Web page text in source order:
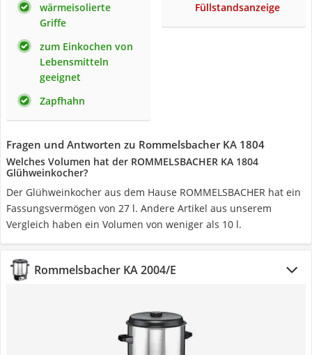
wärmeisolierte
Griffe
zum Einkochen von
Lebensmitteln
geeignet
Zapfhahn
Füllstandsanzeige
Fragen und Antworten zu Rommelsbacher KA 1804
Welches Volumen hat der ROMMELSBACHER KA 1804
Glühweinkocher?
Der Glühweinkocher aus dem Hause ROMMELSBACHER hat ein
Fassungsvermögen von 27 l. Andere Artikel aus unserem
Vergleich haben ein Volumen von weniger als 10 l.
Rommelsbacher KA 2004/E